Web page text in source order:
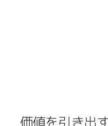
価値を引き出